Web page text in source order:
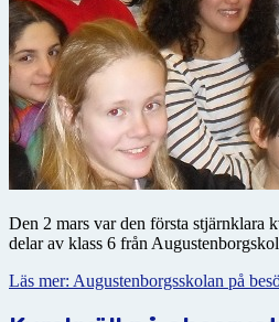
Den 2 mars var den första stjärnklara
delar av klass 6 från
Läs mer: Augustenborgsskolan på